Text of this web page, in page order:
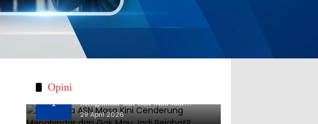
Opini
1
Menghindar dan Gak Mau Jadi
Pejabat?
29 April 2026